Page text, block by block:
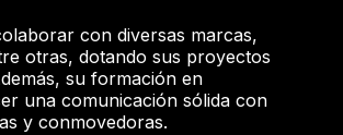
con diversas marcas,
otras, dotando sus proyectos
su formación en
una comunicación sólida con
y conmovedoras.